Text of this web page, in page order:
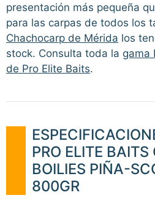
presentación más pequeña
para las carpas de todos los
Chachocarp de Mérida los
stock. Consulta toda la gama
de Pro Elite Baits.
PRO ELITE BAITS
BOILIES PIÑA-
800GR